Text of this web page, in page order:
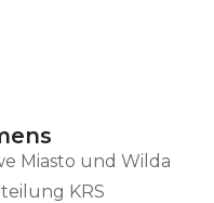
Miasto und Wilda
KRS